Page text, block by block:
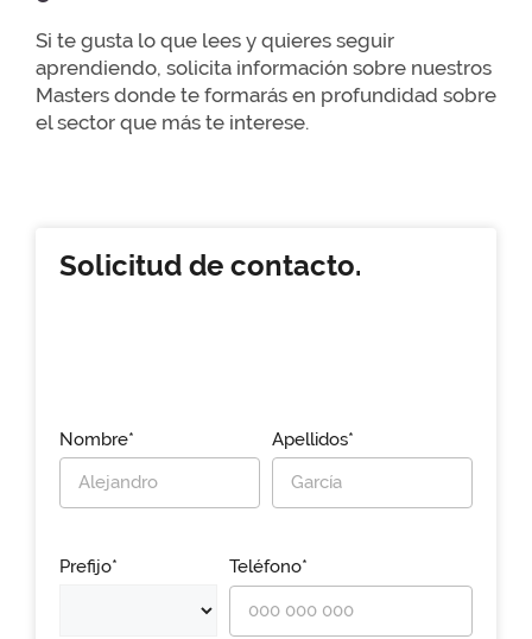
Si te gusta lo que lees y quieres seguir
aprendiendo, solicita información sobre nuestros
Masters donde te formarás en profundidad sobre
el sector que más te interese.
Solicitud de contacto.
Nombre* Apellidos*
Prefijo* Teléfono*